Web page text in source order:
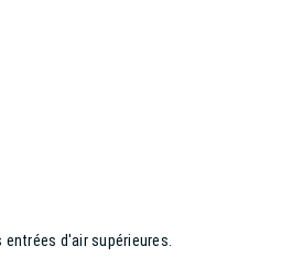
d'air supérieures.